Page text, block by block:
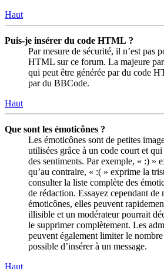
Haut
Puis-je insérer du code HTML ?
Par mesure de sécurité, il n’est pas
HTML sur ce forum. La majeure
qui peut être générée par du code
par du BBCode.
Haut
Que sont les émoticônes ?
Les émoticônes sont de petites
utilisées grâce à un code court et
des sentiments. Par exemple, « :) »
qu’au contraire, « :( » exprime la
consulter la liste complète des
de rédaction. Essayez cependant de
émoticônes, elles peuvent
illisible et un modérateur pourrait
le supprimer complètement. Les
peuvent également limiter le nombre
possible d’insérer à un message.
Haut